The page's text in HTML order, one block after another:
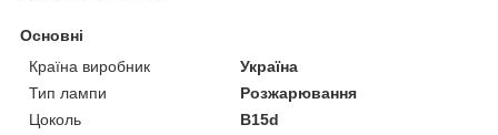
Основні
Країна виробник
Україна
Тип лампи
Розжарювання
Цоколь
B15d